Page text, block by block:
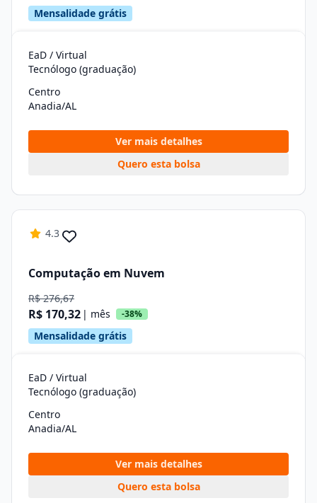
Mensalidade grátis
EaD / Virtual
Tecnólogo (graduação)
Centro
Anadia/AL
Ver mais detalhes
Quero esta bolsa
4.3
Computação em Nuvem
R$ 276,67
R$ 170,32 | mês -38%
Mensalidade grátis
EaD / Virtual
Tecnólogo (graduação)
Centro
Anadia/AL
Ver mais detalhes
Quero esta bolsa